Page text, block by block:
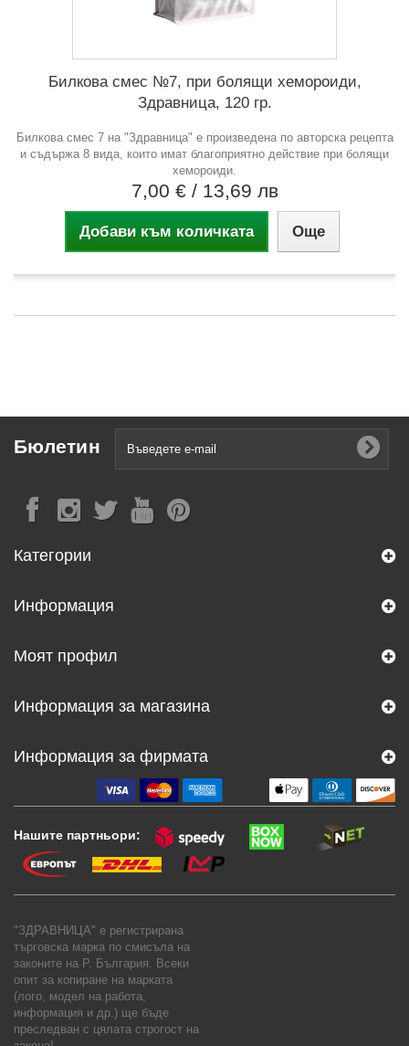
Билкова смес №7, при болящи хемороиди,
Здравница, 120 гр.
Билкова смес 7 на "Здравница" е произведена по авторска рецепта
и съдържа 8 вида, които имат благоприятно действие при болящи
хемороиди.
7,00 € / 13,69 лв
Добави към количката Още
Бюлетин
Категории
Информация
Моят профил
Информация за магазина
Информация за фирмата
Нашите партньори:
"ЗДРАВНИЦА" е регистрирана
търговска марка по смисъла на
законите на Р. България. Всеки
опит за копиране на марката
(лого, модел на работа,
информация и др.) ще бъде
преследван с цялата строгост на